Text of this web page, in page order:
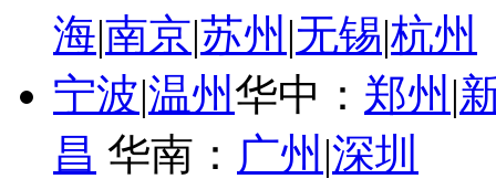
海|南京|苏州 |无锡|杭州
宁波|温州华中： 郑州 |
昌 华南： 广州 |深圳